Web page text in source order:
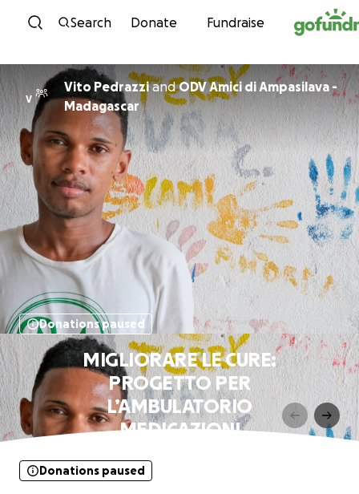
Skip to content
Search Donate Fundraise
V
Vito PedrazziandODV Amici di Ampasilava -
Madagascar
Donations paused
MIGLIORARE LE CURE:
PROGETTO PER
L’AMBULATORIO
MEDICAZIONI
Donations paused